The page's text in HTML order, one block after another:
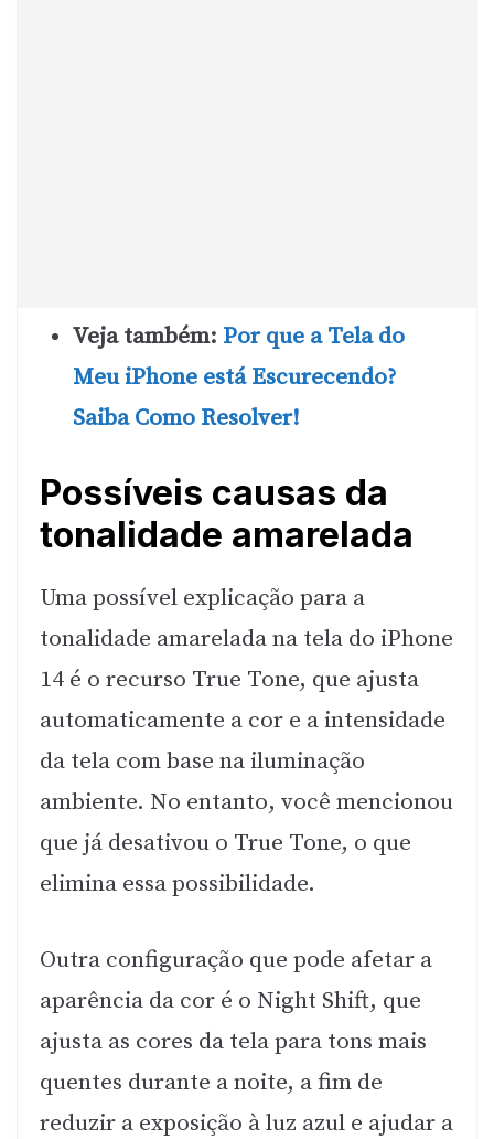
Veja também: Por que a Tela do
Meu iPhone está Escurecendo?
Saiba Como Resolver!
Possíveis causas da
tonalidade amarelada
Uma possível explicação para a
tonalidade amarelada na tela do iPhone
14 é o recurso True Tone, que ajusta
automaticamente a cor e a intensidade
da tela com base na iluminação
ambiente. No entanto, você mencionou
que já desativou o True Tone, o que
elimina essa possibilidade.
Outra configuração que pode afetar a
aparência da cor é o Night Shift, que
ajusta as cores da tela para tons mais
quentes durante a noite, a fim de
reduzir a exposição à luz azul e ajudar a